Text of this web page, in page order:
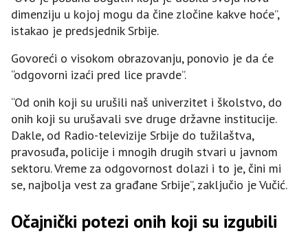
dimenziju u kojoj mogu da čine zločine kakve hoće”,
istakao je predsjednik Srbije.
Govoreći o visokom obrazovanju, ponovio je da će
“odgovorni izaći pred lice pravde”.
“Od onih koji su urušili naš univerzitet i školstvo, do
onih koji su urušavali sve druge državne institucije.
Dakle, od Radio-televizije Srbije do tužilaštva,
pravosuđa, policije i mnogih drugih stvari u javnom
sektoru. Vreme za odgovornost dolazi i to je, čini mi
se, najbolja vest za građane Srbije”, zaključio je Vučić.
Očajnički potezi onih koji su izgubili